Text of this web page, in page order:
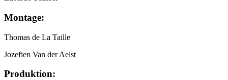
Montage:
Thomas de La Taille
Jozefien Van der Aelst
Produktion: